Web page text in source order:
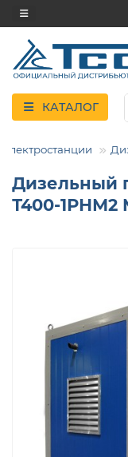
КАТАЛОГ
Электростанции
Дизельный
Т400-1РНМ2